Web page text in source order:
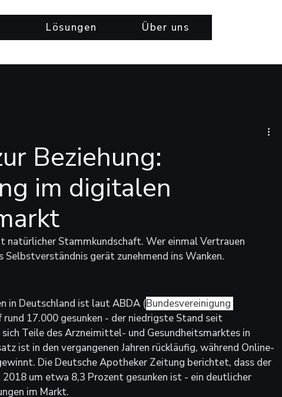
Lösungen Über uns
Beziehung:
im digitalen
Stammkundschaft. Wer einmal Vertrauen
gerät zunehmend ins Wanken.
in Deutschland ist laut ABDA (Bundesvereinigung
rund 17.000 gesunken - der niedrigste Stand seit
Teile des Arzneimittel- und Gesundheitsmarktes in
ist in den vergangenen Jahren rückläufig, während Online-
Die Deutsche Apotheker Zeitung berichtet, dass der
um etwa 8,3 Prozent gesunken ist - ein deutlicher
im Markt.